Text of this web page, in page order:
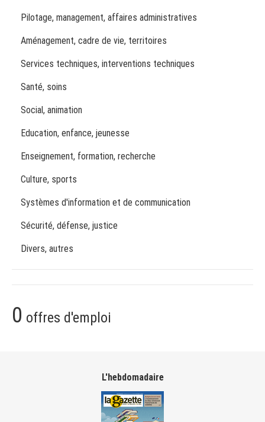
Pilotage, management, affaires administratives
Aménagement, cadre de vie, territoires
Services techniques, interventions techniques
Santé, soins
Social, animation
Education, enfance, jeunesse
Enseignement, formation, recherche
Culture, sports
Systèmes d'information et de communication
Sécurité, défense, justice
Divers, autres
0 offres d'emploi
L'hebdomadaire